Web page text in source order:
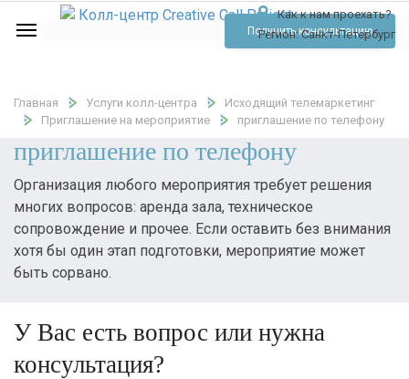
Как к нам проехать?
Регион:Санкт-Петербург
Отзывы
Контакты
Обратный звонок
Получить консультацию
Главная Услуги колл-центра
Исходящий телемаркетинг
Приглашение на мероприятие
приглашение по телефону
приглашение по телефону
Организация любого мероприятия требует решения
многих вопросов: аренда зала, техническое
сопровождение и прочее. Если оставить без внимания
хотя бы один этап подготовки, мероприятие может
быть сорвано.
У Вас есть вопрос или нужна
консультация?